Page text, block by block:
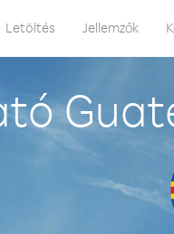
Letöltés Jellemzők